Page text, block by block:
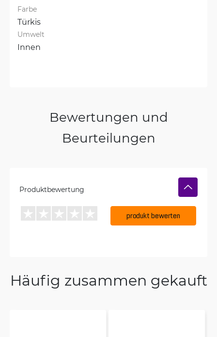
Farbe
Türkis
Umwelt
Innen
Bewertungen und
Beurteilungen
Produktbewertung
produkt bewerten
Häufig zusammen gekauft